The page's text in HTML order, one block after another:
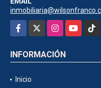
Facebook
InstagramYouTubeTikTok
INFORMACIÓN
Inicio